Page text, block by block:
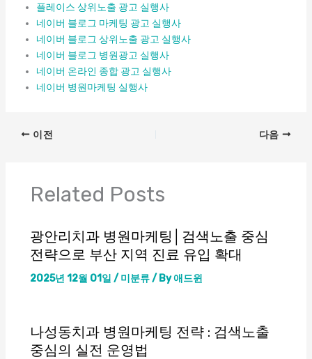
플레이스 상위노출 광고 실행사
네이버 블로그 마케팅 광고 실행사
네이버 블로그 상위노출 광고 실행사
네이버 블로그 병원광고 실행사
네이버 온라인 종합 광고 실행사
네이버 병원마케팅 실행사
이전 다음
Related Posts
광안리치과 병원마케팅│검색노출 중심
전략으로 부산 지역 진료 유입 확대
2025년 12월 01일 / 미분류/ By애드윈
나성동치과 병원마케팅 전략 : 검색노출
중심의 실전 운영법